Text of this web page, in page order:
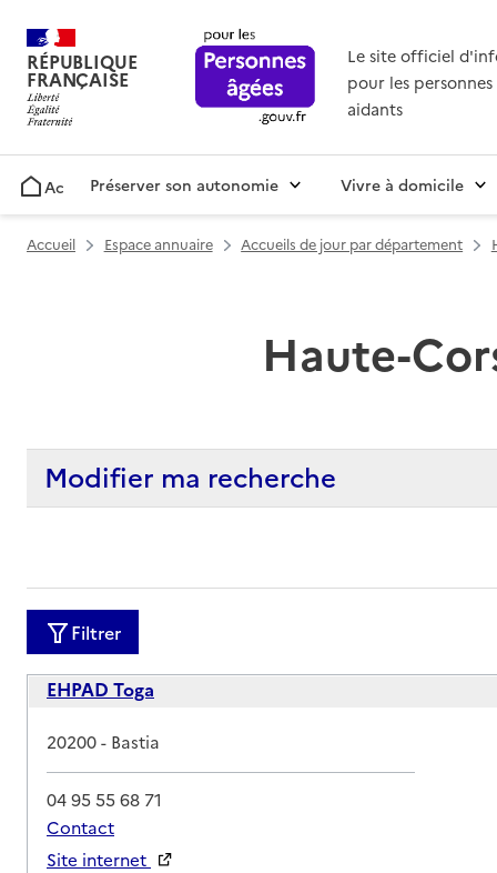
RÉPUBLIQUE
FRANÇAISE
Le site officiel
pour les personnes
aidants
AccueilPréserver son autonomie Vivre à domicile
Accueil Espace annuaire Accueils de jour par département
Haute-
Modifier ma recherche
Filtrer
EHPAD Toga
Adresse
20200- Bastia
04 95 55 68 71
Contact
Site internet